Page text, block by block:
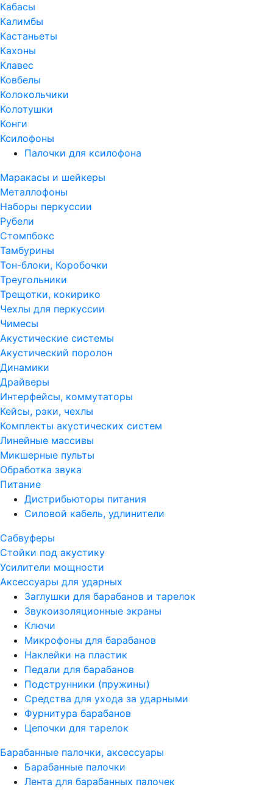
Кабасы
Калимбы
Кастаньеты
Кахоны
Клавес
Ковбелы
Колокольчики
Колотушки
Конги
Ксилофоны
Палочки для ксилофона
Маракасы и шейкеры
Металлофоны
Наборы перкуссии
Рубели
Стомпбокс
Тамбурины
Тон-блоки, Коробочки
Треугольники
Трещотки, кокирико
Чехлы для перкуссии
Чимесы
Акустические системы
Акустический поролон
Динамики
Драйверы
Интерфейсы, коммутаторы
Кейсы, рэки, чехлы
Комплекты акустических систем
Линейные массивы
Микшерные пульты
Обработка звука
Питание
Дистрибьюторы питания
Силовой кабель, удлинители
Сабвуферы
Стойки под акустику
Усилители мощности
Аксессуары для ударных
Заглушки для барабанов и тарелок
Звукоизоляционные экраны
Ключи
Микрофоны для барабанов
Наклейки на пластик
Педали для барабанов
Подструнники (пружины)
Средства для ухода за ударными
Фурнитура барабанов
Цепочки для тарелок
Барабанные палочки, аксессуары
Барабанные палочки
Лента для барабанных палочек